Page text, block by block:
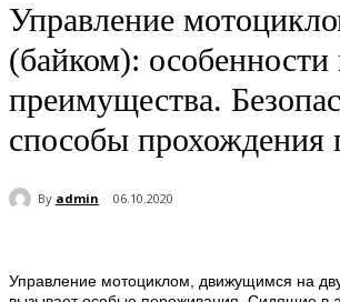
Управление
(байком): особенности
преимущества.
способы прохождения
By admin 06.10.2020
Управление мотоциклом, движущимся на